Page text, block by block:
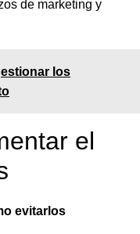
de marketing y
los
el
evitarlos